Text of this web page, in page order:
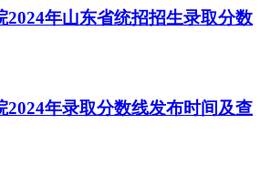
2024年山东省统招招生录取分数
2024年录取分数线发布时间及查